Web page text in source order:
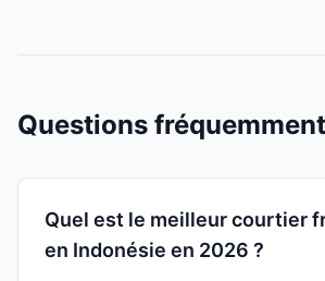
Questions
Quel est le meilleur courtier
en Indonésie en 2026 ?